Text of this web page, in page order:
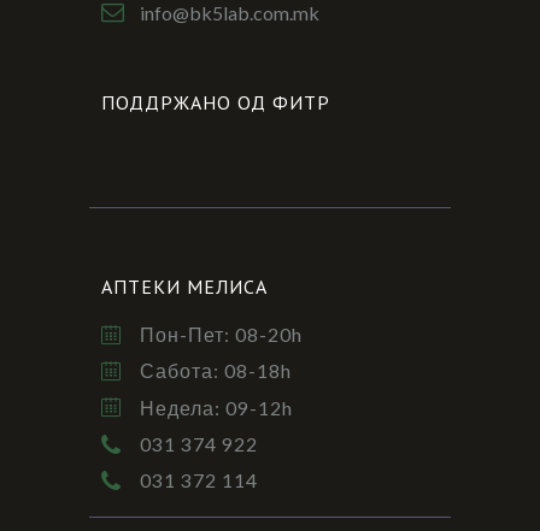
info@bk5lab.com.mk
ПОДДРЖАНО ОД ФИТР
АПТЕКИ МЕЛИСА
Пон-Пет: 08-20h
Сабота: 08-18h
Недела: 09-12h
031 374 922
031 372 114